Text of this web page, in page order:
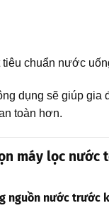
tiêu chuẩn nước
dụng sẽ giúp gia
toàn hơn.
máy lọc nước
nguồn nước trước